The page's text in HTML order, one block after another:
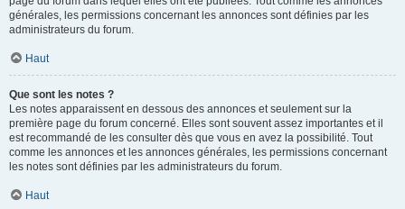
générales, les permissions concernant les annonces sont définies par les
administrateurs du forum.
Haut
Que sont les notes ?
Les notes apparaissent en dessous des annonces et seulement sur la
première page du forum concerné. Elles sont souvent assez importantes et il
est recommandé de les consulter dès que vous en avez la possibilité. Tout
comme les annonces et les annonces générales, les permissions concernant
les notes sont définies par les administrateurs du forum.
Haut